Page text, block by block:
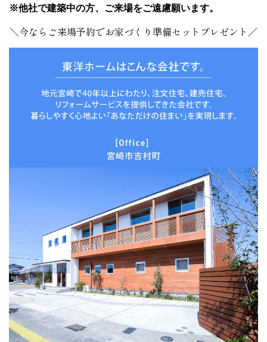
※他社で建築中の方、ご来場をご遠慮願います。
＼今ならご来場予約でお家づくり準備セットプレゼント／